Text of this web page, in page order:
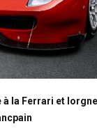
à la Ferrari et